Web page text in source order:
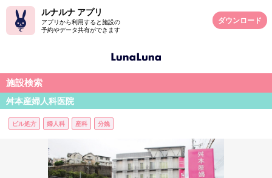
ルナルナ アプリ
アプリから利用すると施設の
予約やデータ共有ができます
ダウンロード
施設検索
舛本産婦人科医院
ピル処方 婦人科 産科 分娩